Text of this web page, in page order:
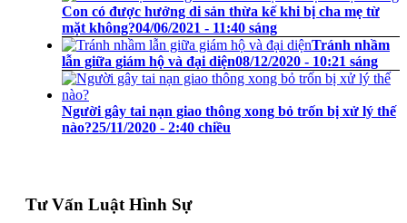
Con có được hưởng di sản thừa kế khi bị cha mẹ từ
mặt không?04/06/2021 - 11:40 sáng
Tránh nhầm
lẫn giữa giám hộ và đại diện08/12/2020 - 10:21 sáng
Người gây tai nạn giao thông xong bỏ trốn bị xử lý thế
nào?25/11/2020 - 2:40 chiều
Tư Vấn Luật Hình Sự